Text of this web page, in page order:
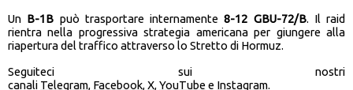
Un B-1B può trasportare internamente8-12 GBU-72/B. Il raid
rientra nella progressiva strategia americana per giungere alla
riapertura del traffico attraverso lo Stretto di Hormuz.
Seguiteci sui nostri
canali Telegram, Facebook,X,YouTube e Instagram.